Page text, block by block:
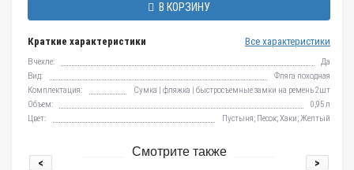
В КОРЗИНУ
Краткие характеристики Все характеристики
В чехле:
Да
Вид:
Фляга походная
Комплектация:
Сумка | фляжка | быстросъемные замки на ремень 2шт
Объем:
0,95 л
Цвет:
Пустыня; Песок; Хаки; Желтый
Смотрите также
< >